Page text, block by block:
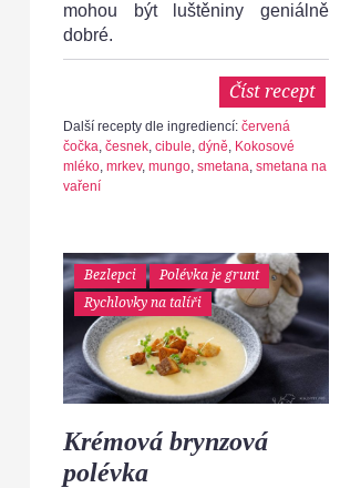
mohou být luštěniny geniálně
dobré.
Číst recept
Další recepty dle ingrediencí: červená
čočka, česnek, cibule, dýně, Kokosové
mléko, mrkev, mungo, smetana, smetana na
vaření
Bezlepci
Polévka je grunt
Rychlovky na talíři
Krémová brynzová
polévka